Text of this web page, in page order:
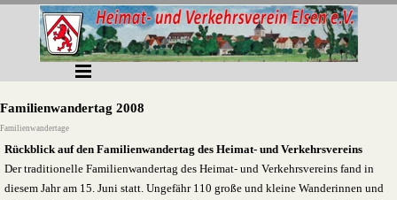
Direkt zum Seiteninhalt
Menü überspringen
Familienwandertag 2008
Familienwandertage
Rückblick auf den Familienwandertag des Heimat- und Verkehrsvereins
Der traditionelle Familienwandertag des Heimat- und Verkehrsvereins fand in
diesem Jahr am 15. Juni statt. Ungefähr 110 große und kleine Wanderinnen und